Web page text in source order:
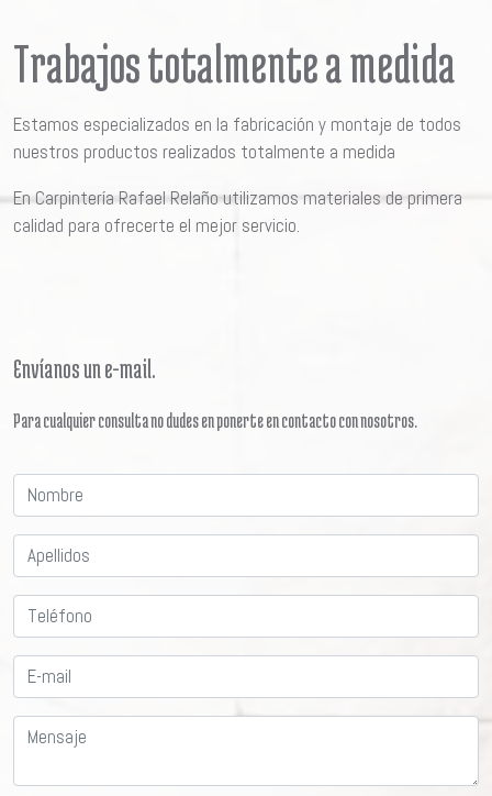
Trabajos totalmente a medida
Estamos especializados en la fabricación y montaje de todos
nuestros productos realizados totalmente a medida
En Carpintería Rafael Relaño utilizamos materiales de primera
calidad para ofrecerte el mejor servicio.
Envíanos un e-mail.
Para cualquier consulta no dudes en ponerte en contacto con nosotros.